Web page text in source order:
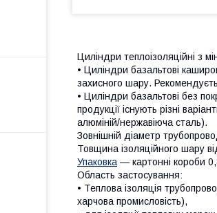
Циліндри теплоізоляційні з
• Циліндри базальтові
захисного шару.
• Циліндри базальтові без
продукції існують різні
алюміній/нержавіюча сталь).
Зовнішній діаметр
Товщина ізоляційного шару
Упаковка— картонні короби
Область застосування:
• Теплова ізоляція
харчова промисловість),